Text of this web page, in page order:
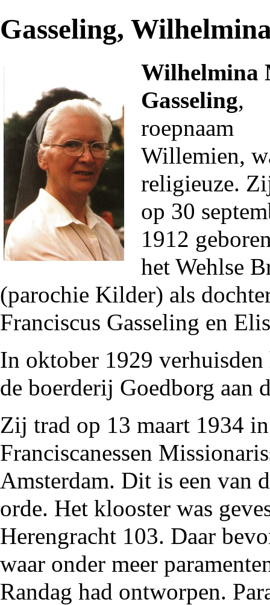
Gasseling,
Wilhelmina
Gasseling,
roepnaam
Willemien,
religieuze.
op 30
1912
hetWehlse
(parochie Kilder) als
Franciscus Gasseling en
In oktober 1929 verhuisden
de boerderij Goedborg aan
Zij trad op 13 maart 1934
Franciscanessen
Amsterdam. Dit is een van
orde. Het klooster was
Herengracht 103. Daar
waar onder meer
Randag had ontworpen.